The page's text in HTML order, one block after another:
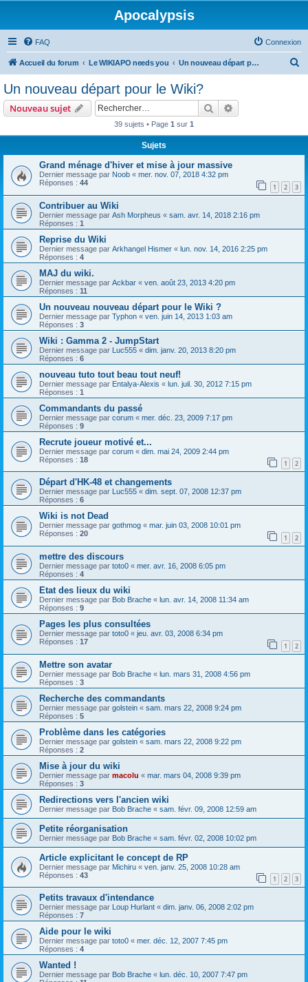
Apocalypsis
FAQ Connexion
Accueil du forum Le WIKIAPO needs you Un nouveau départ pour le Wiki?
e
Un nouveau départ pour le Wiki?
Nouveau sujet Rechercher
39 sujets • Page 1 sur 1
Sujets
Grand ménage d'hiver et mise à jour massive
Dernier message par Noob « mer. nov. 07, 2018 4:32 pm
Réponses : 44 1 2 3
Contribuer au Wiki
Dernier message par Ash Morpheus « sam. avr. 14, 2018 2:16 pm
Réponses : 1
Reprise du Wiki
Dernier message par Arkhangel Hismer « lun. nov. 14, 2016 2:25 pm
Réponses : 4
MAJ du wiki.
Dernier message par Ackbar « ven. août 23, 2013 4:20 pm
Réponses : 11
Un nouveau nouveau départ pour le Wiki ?
Dernier message par Typhon « ven. juin 14, 2013 1:03 am
Réponses : 3
Wiki : Gamma 2 - JumpStart
Dernier message par Luc555 « dim. janv. 20, 2013 8:20 pm
Réponses : 6
nouveau tuto tout beau tout neuf!
Dernier message par Entalya-Alexis « lun. juil. 30, 2012 7:15 pm
Réponses : 1
Commandants du passé
Dernier message par corum « mer. déc. 23, 2009 7:17 pm
Réponses : 9
Recrute joueur motivé et...
Dernier message par corum « dim. mai 24, 2009 2:44 pm
Réponses : 18 1 2
Départ d'HK-48 et changements
Dernier message par Luc555 « dim. sept. 07, 2008 12:37 pm
Réponses : 6
Wiki is not Dead
Dernier message par gothmog « mar. juin 03, 2008 10:01 pm
Réponses : 20 1 2
mettre des discours
Dernier message par toto0 « mer. avr. 16, 2008 6:05 pm
Réponses : 4
Etat des lieux du wiki
Dernier message par Bob Brache « lun. avr. 14, 2008 11:34 am
Réponses : 9
Pages les plus consultées
Dernier message par toto0 « jeu. avr. 03, 2008 6:34 pm
Réponses : 17 1 2
Mettre son avatar
Dernier message par Bob Brache « lun. mars 31, 2008 4:56 pm
Réponses : 3
Recherche des commandants
Dernier message par golstein « sam. mars 22, 2008 9:24 pm
Réponses : 5
Problème dans les catégories
Dernier message par golstein « sam. mars 22, 2008 9:22 pm
Réponses : 2
Mise à jour du wiki
Dernier message par macolu « mar. mars 04, 2008 9:39 pm
Réponses : 3
Redirections vers l'ancien wiki
Dernier message par Bob Brache « sam. févr. 09, 2008 12:59 am
Petite réorganisation
Dernier message par Bob Brache « sam. févr. 02, 2008 10:02 pm
Article explicitant le concept de RP
Dernier message par Michiru « ven. janv. 25, 2008 10:28 am
Réponses : 43 1 2 3
Petits travaux d'intendance
Dernier message par Loup Hurlant « dim. janv. 06, 2008 2:02 pm
Réponses : 7
Aide pour le wiki
Dernier message par toto0 « mer. déc. 12, 2007 7:45 pm
Réponses : 4
Wanted !
Dernier message par Bob Brache « lun. déc. 10, 2007 7:47 pm